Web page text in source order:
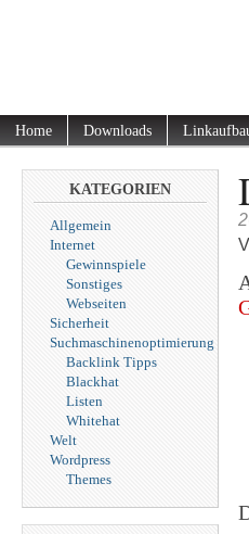
Home Downloads
KATEGORIEN
Allgemein
Internet
Gewinnspiele
Sonstiges
Webseiten
Sicherheit
Suchmaschinenoptimierung
Backlink Tipps
Blackhat
Listen
Whitehat
Welt
Wordpress
Themes